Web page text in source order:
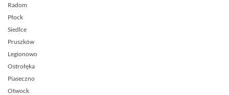
Radom
Płock
Siedlce
Pruszków
Legionowo
Ostrołęka
Piaseczno
Otwock